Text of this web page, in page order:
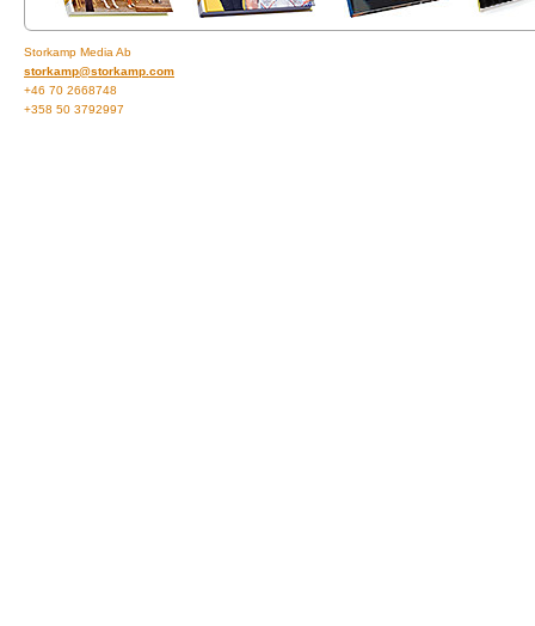
Storkamp Media Ab
storkamp@storkamp.com
+46 70 2668748
+358 50 3792997